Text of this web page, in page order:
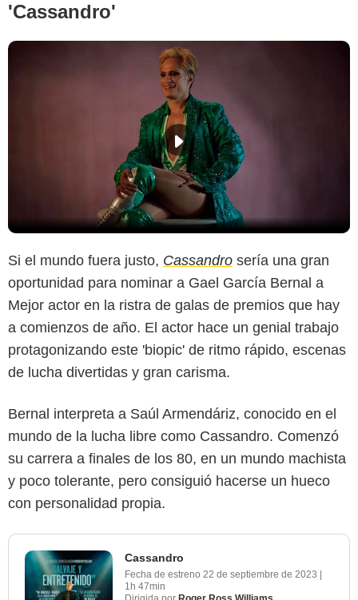
'Cassandro'
Si el mundo fuera justo, Cassandro sería una gran
oportunidad para nominar a Gael García Bernal a
Mejor actor en la ristra de galas de premios que hay
a comienzos de año. El actor hace un genial trabajo
protagonizando este 'biopic' de ritmo rápido, escenas
de lucha divertidas y gran carisma.
Bernal interpreta a Saúl Armendáriz, conocido en el
mundo de la lucha libre como Cassandro. Comenzó
su carrera a finales de los 80, en un mundo machista
y poco tolerante, pero consiguió hacerse un hueco
con personalidad propia.
Cassandro
Fecha de estreno 22 de septiembre de 2023 |
1h 47min